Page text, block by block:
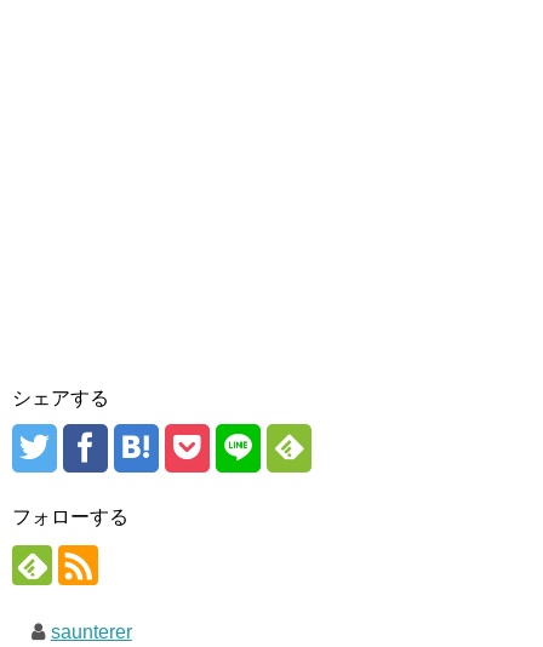
シェアする
フォローする
saunterer